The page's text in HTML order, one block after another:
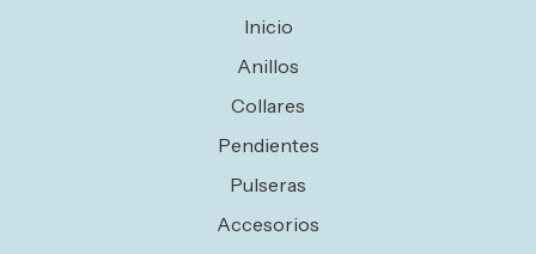
Inicio
Anillos
Collares
Pendientes
Pulseras
Accesorios